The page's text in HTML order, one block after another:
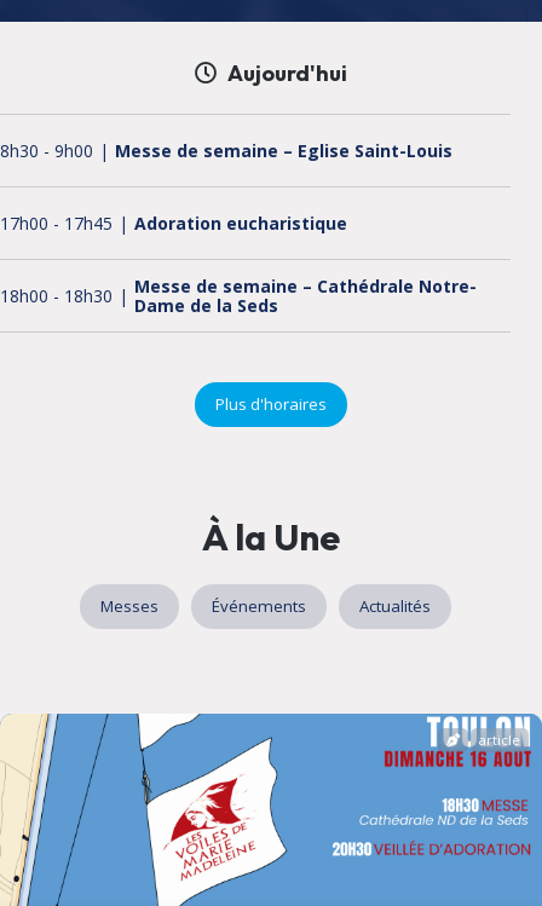
Aujourd'hui
8h30 - 9h00 Messe de semaine – Eglise Saint-Louis
17h00 - 17h45 Adoration eucharistique
18h00 - 18h30
Messe de semaine – Cathédrale Notre-
Dame de la Seds
Plus d'horaires
À la Une
Messes Événements Actualités
article